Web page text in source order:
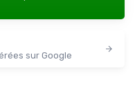
sur Google